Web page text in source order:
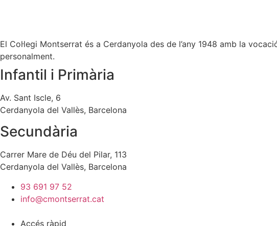
El Col·legi Montserrat és a Cerdanyola des de l’any 1948 amb la
personalment.
Infantil i Primària
Av. Sant Iscle, 6
Cerdanyola del Vallès, Barcelona
Secundària
Carrer Mare de Déu del Pilar, 113
Cerdanyola del Vallès, Barcelona
93 691 97 52
info@cmontserrat.cat
Accés ràpid